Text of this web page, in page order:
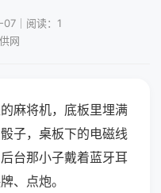
｜阅读：1
网
麻将机，底板里埋满
子，桌板下的电磁线
台那小子戴着蓝牙耳
、点炮。